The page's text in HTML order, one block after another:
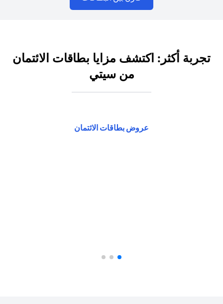
تجربة أكثر: اكتشف مزايا بطاقات الائتمان
من سيتي
عروض بطاقات الائتمان